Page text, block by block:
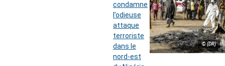
© (DR)
condamne
l’odieuse
attaque
terroriste
dans le
nord-est